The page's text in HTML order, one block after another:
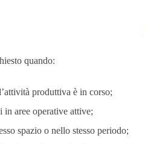
quando:
produttiva è in corso;
aree operative attive;
spazio o nello stesso periodo;